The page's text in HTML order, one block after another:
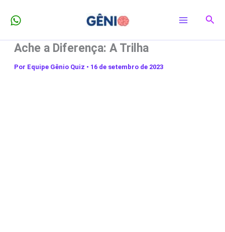
para
conteúdo
Ache a Diferença: A Trilha
Por Equipe Gênio Quiz • 16 de setembro de 2023